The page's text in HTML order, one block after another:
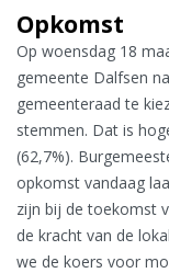
Opkomst
Op woensdag 18
gemeente Dalfsen
gemeenteraad te
stemmen. Dat is
(62,7%).
opkomst vandaag
zijn bij de toekomst
de kracht van de
we de koers voor